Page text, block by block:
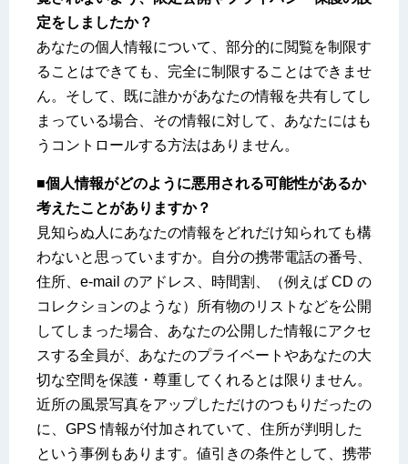
定をしましたか？
あなたの個人情報について、部分的に閲覧を制限す
ることはできても、完全に制限することはできませ
ん。そして、既に誰かがあなたの情報を共有してし
まっている場合、その情報に対して、あなたにはも
うコントロールする方法はありません。
■個人情報がどのように悪用される可能性があるか
考えたことがありますか？
見知らぬ人にあなたの情報をどれだけ知られても構
わないと思っていますか。自分の携帯電話の番号、
住所、e-mail のアドレス、時間割、（例えば CD の
コレクションのような）所有物のリストなどを公開
してしまった場合、あなたの公開した情報にアクセ
スする全員が、あなたのプライベートやあなたの大
切な空間を保護・尊重してくれるとは限りません。
近所の風景写真をアップしただけのつもりだったの
に、GPS 情報が付加されていて、住所が判明した
という事例もあります。値引きの条件として、携帯